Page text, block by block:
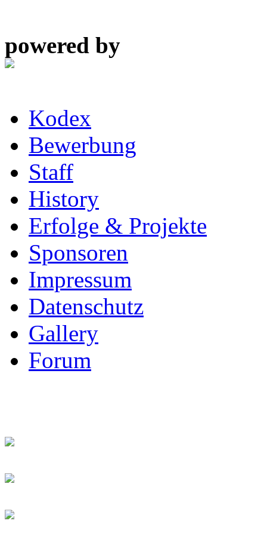
powered by
Kodex
Bewerbung
Staff
History
Erfolge & Projekte
Sponsoren
Impressum
Datenschutz
Gallery
Forum